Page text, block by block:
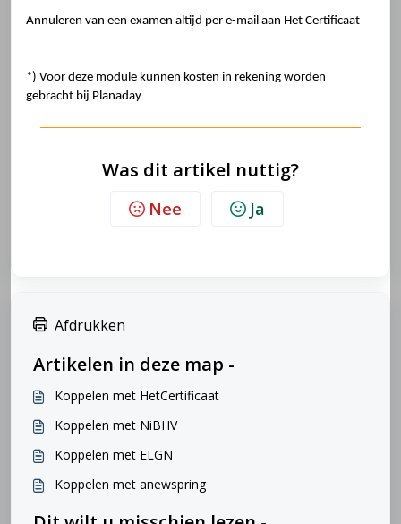
Annuleren van een examen altijd per e-mail aan Het Certificaat
*) Voor deze module kunnen kosten in rekening worden
gebracht bij Planaday
Was dit artikel nuttig?
Nee Ja
Afdrukken
Artikelen in deze map -
Koppelen met HetCertificaat
Koppelen met NiBHV
Koppelen met ELGN
Koppelen met anewspring